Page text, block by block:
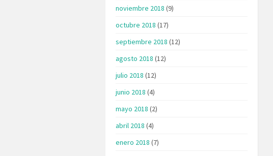
noviembre 2018 (9)
octubre 2018 (17)
septiembre 2018 (12)
agosto 2018 (12)
julio 2018 (12)
junio 2018 (4)
mayo 2018 (2)
abril 2018 (4)
enero 2018 (7)